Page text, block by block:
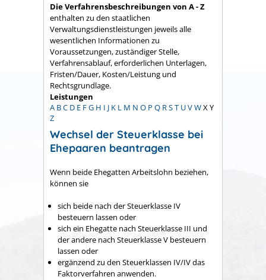
Die Verfahrensbeschreibungen von A - Z
enthalten zu den staatlichen
Verwaltungsdienstleistungen jeweils alle
wesentlichen Informationen zu
Voraussetzungen, zuständiger Stelle,
Verfahrensablauf, erforderlichen Unterlagen,
Fristen/Dauer, Kosten/Leistung und
Rechtsgrundlage.
Leistungen
A BC D E FG H I J K L M N O P Q RST UVWX Y
Z
Wechsel der Steuerklasse bei
Ehepaaren beantragen
Wenn beide Ehegatten Arbeitslohn beziehen,
können sie
sich beide nach der Steuerklasse IV
besteuern lassen oder
sich ein Ehegatte nach Steuerklasse III und
der andere nach Steuerklasse V besteuern
lassen oder
ergänzend zu den Steuerklassen IV/IV das
Faktorverfahren anwenden.